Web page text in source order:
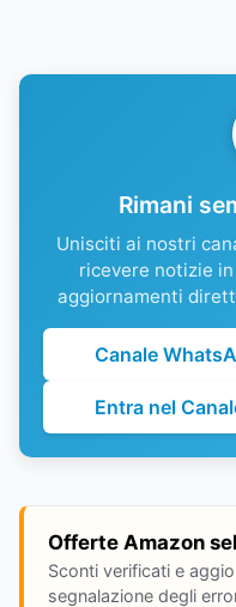
Rimani
Unisciti ai nostri
ricevere notizie
aggiornamenti
Canale
Entra nel
Offerte Amazon
Sconti verificati e
segnalazione degli